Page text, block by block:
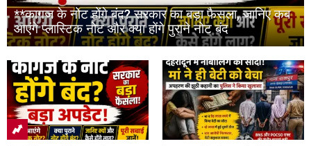
**कागज के नोट होंगे बंद? सरकार का बड़ा फैसला, जानिए कब
आएंगे प्लास्टिक नोट और क्या होंगे पुराने नोट बंद